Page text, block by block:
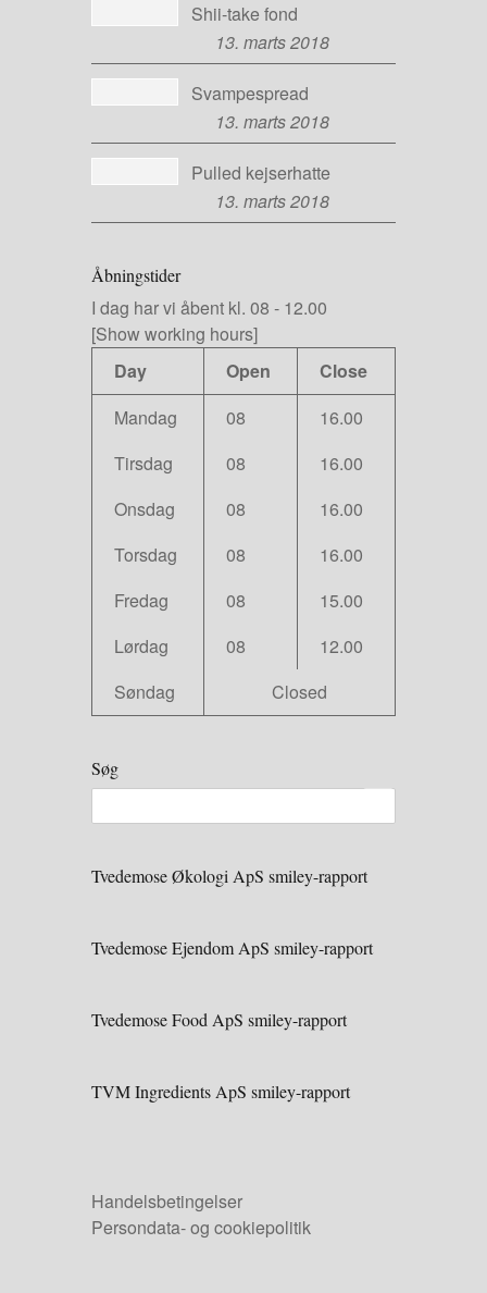
Shii-take fond
13. marts 2018
Svampespread
13. marts 2018
Pulled kejserhatte
13. marts 2018
Åbningstider
I dag har vi åbent kl. 08 - 12.00
[Show working hours]
Day
Open
Close
Mandag
08
16.00
Tirsdag
08
16.00
Onsdag
08
16.00
Torsdag
08
16.00
Fredag
08
15.00
Lørdag
08
12.00
Søndag
Closed
Søg
Tvedemose Økologi ApS smiley-rapport
Tvedemose Ejendom ApS smiley-rapport
Tvedemose Food ApS smiley-rapport
TVM Ingredients ApS smiley-rapport
Handelsbetingelser
Persondata- og cookiepolitik